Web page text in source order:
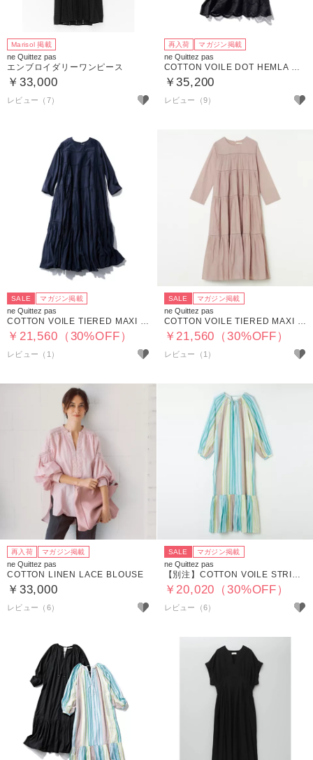
Marisol 掲載
ne Quittez pas
エンブロイダリーワンピース
￥33,000
レビュー（7）
再入荷 マガジン掲載
ne Quittez pas
COTTON VOILE DOT HEMLA DRESS
￥35,200
レビュー（9）
SALE マガジン掲載
ne Quittez pas
COTTON VOILE TIERED MAXI DRESS
￥21,560（30%OFF）
レビュー（1）
SALE マガジン掲載
ne Quittez pas
COTTON VOILE TIERED MAXI DRESS
￥21,560（30%OFF）
レビュー（1）
再入荷 マガジン掲載
ne Quittez pas
COTTON LINEN LACE BLOUSE
￥33,000
レビュー（6）
SALE マガジン掲載
ne Quittez pas
【別注】COTTON VOILE STRIPE GATHER NECK DRESS
￥20,020（30%OFF）
レビュー（6）